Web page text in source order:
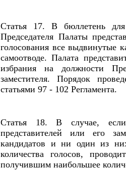
Статья 17. В бюллетень для
Председателя Палаты
голосования все выдвинутые
самоотводе. Палата
избрания на должности
заместителя. Порядок
статьями 97 - 102 Регламента.
Статья 18. В случае,
представителей или его
кандидатов и ни один из
количества голосов,
получившим наибольшее